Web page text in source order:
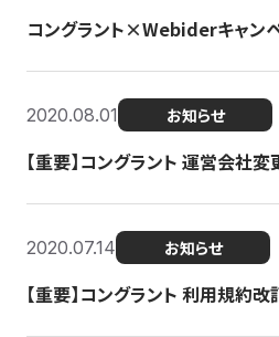
コングラント×Webiderキャン
2020.08.01 お知らせ
【重要】コングラント 運営会社
2020.07.14 お知らせ
【重要】コングラント 利用規約